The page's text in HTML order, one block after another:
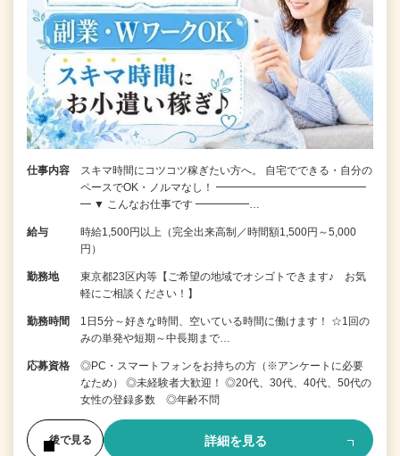
仕事内容
スキマ時間にコツコツ稼ぎたい方へ。 自宅でできる・自分の
ペースでOK・ノルマなし！ ━━━━━━━━━━━━━━
━ ▼ こんなお仕事です ━━━━━…
給与
時給1,500円以上（完全出来高制／時間額1,500円～5,000
円）
勤務地
東京都23区内等【ご希望の地域でオシゴトできます♪ お気
軽にご相談ください！】
勤務時間
1日5分～好きな時間、空いている時間に働けます！ ☆1回の
みの単発や短期～中長期まで…
応募資格
◎PC・スマートフォンをお持ちの方（※アンケートに必要
なため） ◎未経験者大歓迎！ ◎20代、30代、40代、50代の
女性の登録多数 ◎年齢不問
後で見る 詳細を見る